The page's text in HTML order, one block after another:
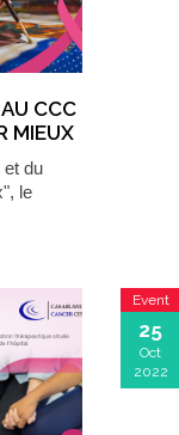
CCC
MIEUX
et du
le
Event
25
Oct
2022